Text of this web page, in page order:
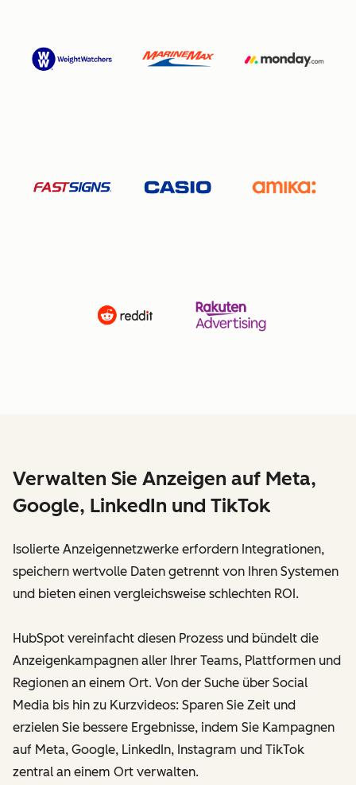
Verwalten Sie Anzeigen auf Meta,
Google, LinkedIn und TikTok
Isolierte Anzeigennetzwerke erfordern Integrationen,
speichern wertvolle Daten getrennt von Ihren Systemen
und bieten einen vergleichsweise schlechten ROI.
HubSpot vereinfacht diesen Prozess und bündelt die
Anzeigenkampagnen aller Ihrer Teams, Plattformen und
Regionen an einem Ort. Von der Suche über Social
Media bis hin zu Kurzvideos: Sparen Sie Zeit und
erzielen Sie bessere Ergebnisse, indem Sie Kampagnen
auf Meta, Google, LinkedIn, Instagram und TikTok
zentral an einem Ort verwalten.